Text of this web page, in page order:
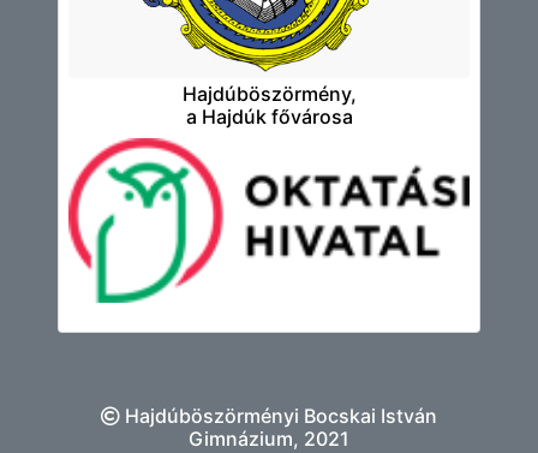
Hajdúböszörmény,
a Hajdúk fővárosa
Hajdúböszörményi Bocskai István
Gimnázium, 2021